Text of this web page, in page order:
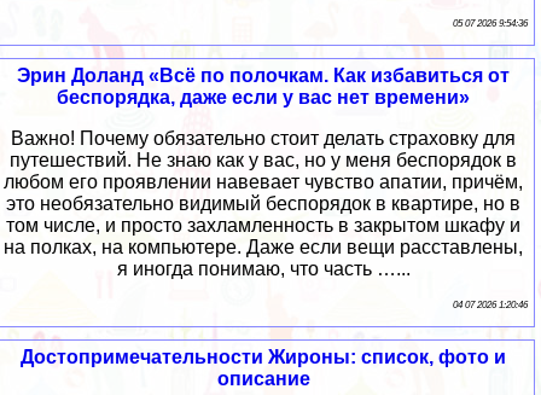
05 07 2026 9:54:36
Эрин Доланд «Всё по полочкам. Как избавиться от
беспорядка, даже если у вас нет времени»
Важно! Почему обязательно стоит делать страховку для
путешествий. Не знаю как у вас, но у меня беспорядок в
любом его проявлении навевает чувство апатии, причём,
это необязательно видимый беспорядок в квартире, но в
том числе, и просто захламленность в закрытом шкафу и
на полках, на компьютере. Даже если вещи расставлены,
я иногда понимаю, что часть …...
04 07 2026 1:20:46
Достопримечательности Жироны: список, фото и
описание